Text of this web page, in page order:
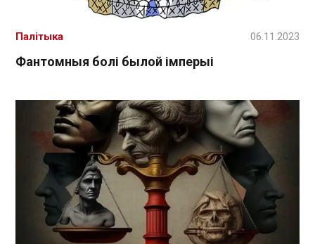
Фантомныя болі былой імперыі
Палітыка 06.11.2023